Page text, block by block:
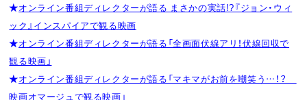
★オンライン番組ディレクターが語る まさかの実話!?『ジョン・ウィ
ック』インスパイアで観る映画
★オンライン番組ディレクターが語る「全画面伏線アリ！伏線回収で
観る映画」
★オンライン番組ディレクターが語る「マキマがお前を嘲笑う…！？
映画オマージュで観る映画」